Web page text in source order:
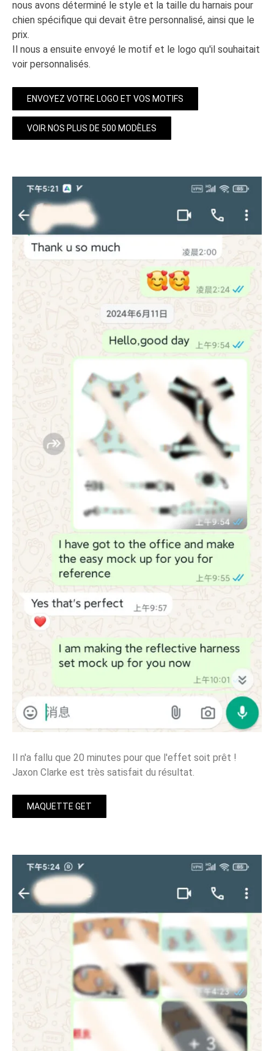
nous avons déterminé le style et la taille du harnais pour
chien spécifique qui devait être personnalisé, ainsi que le
prix.
Il nous a ensuite envoyé le motif et le logo qu'il souhaitait
voir personnalisés.
ENVOYEZ VOTRE LOGO ET VOS MOTIFS
VOIR NOS PLUS DE 500 MODÈLES
Il n'a fallu que 20 minutes pour que l'effet soit prêt !
Jaxon Clarke est très satisfait du résultat.
MAQUETTE GET